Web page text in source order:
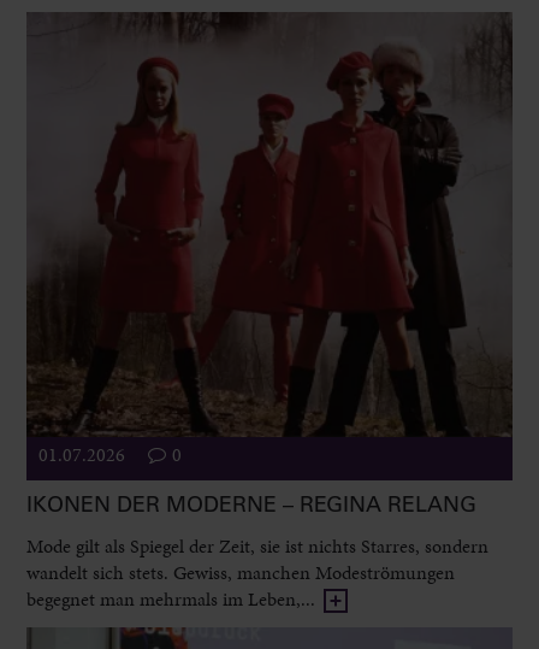
01.07.2026 0
IKONEN DER MODERNE – REGINA RELANG
Mode gilt als Spiegel der Zeit, sie ist nichts Starres, sondern
wandelt sich stets. Gewiss, manchen Modeströmungen
begegnet man mehrmals im Leben,...